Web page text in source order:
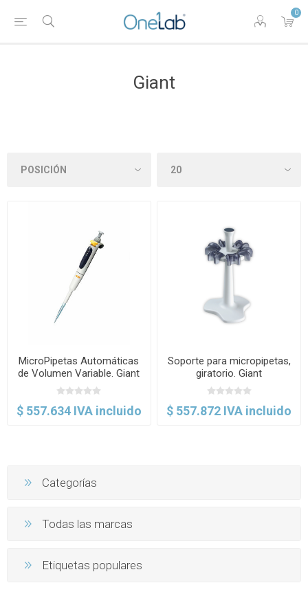
0
Giant
MicroPipetas Automáticas
de Volumen Variable. Giant
$ 557.634 IVA incluido
Soporte para micropipetas,
giratorio. Giant
$ 557.872 IVA incluido
Categorías
Todas las marcas
Etiquetas populares